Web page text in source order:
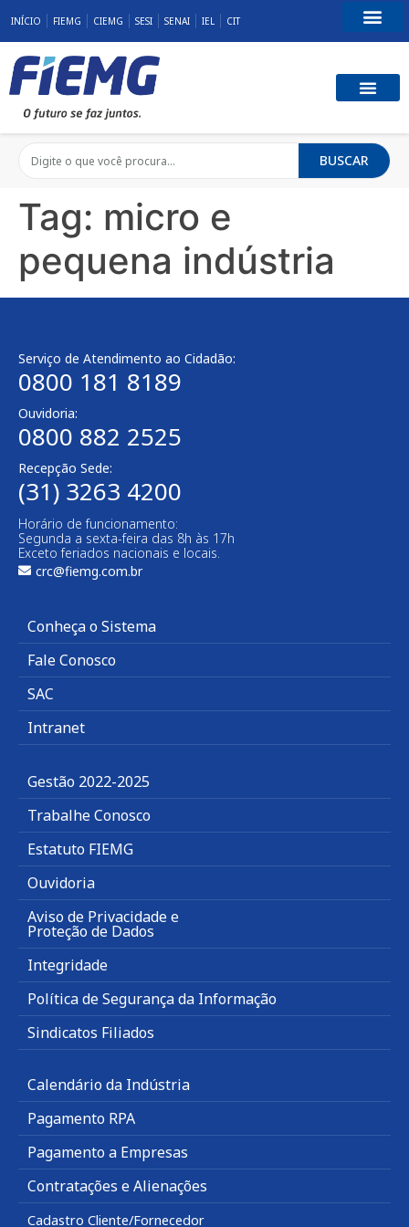
INÍCIO FIEMG CIEMG SESI SENAI IEL CIT
BUSCAR
Tag: micro e
pequena indústria
Serviço de Atendimento ao Cidadão:
0800 181 8189
Ouvidoria:
0800 882 2525
Recepção Sede:
(31) 3263 4200
Horário de funcionamento:
Segunda a sexta-feira das 8h às 17h
Exceto feriados nacionais e locais.
crc@fiemg.com.br
Conheça o Sistema
Fale Conosco
SAC
Intranet
Gestão 2022-2025
Trabalhe Conosco
Estatuto FIEMG
Ouvidoria
Aviso de Privacidade e
Proteção de Dados
Integridade
Política de Segurança da Informação
Sindicatos Filiados
Calendário da Indústria
Pagamento RPA
Pagamento a Empresas
Contratações e Alienações
Cadastro Cliente/Fornecedor